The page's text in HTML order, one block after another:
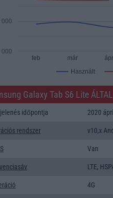
Használt
feb már ápr
000
000
Galaxy Tab S6 Lite
időpontja 2020
rendszer v10,x
Van
LTE,
4G